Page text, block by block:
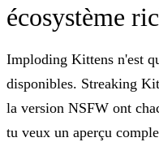
écosystème
Imploding Kittens n'est
disponibles. Streaking
la version NSFW ont
tu veux un aperçu